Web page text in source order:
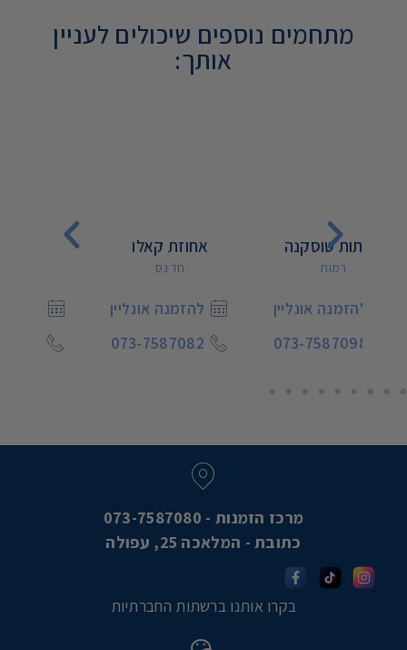
מתחמים נוספים שיכולים לעניין
אותך:
אחוזת קאלו
להזמנה אונליין
073-7587082
נופים בלבן
להזמנה אונליין
073-7587092
מרכז הזמנות - 073-7587080
כתובת - המלאכה 25, עפולה
בקרו אותנו ברשתות החברתיות